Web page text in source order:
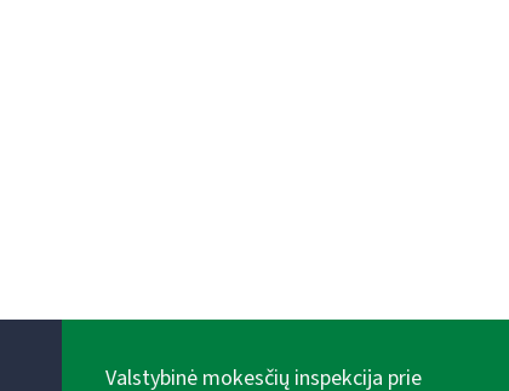
Valstybinė mokesčių inspekcija prie